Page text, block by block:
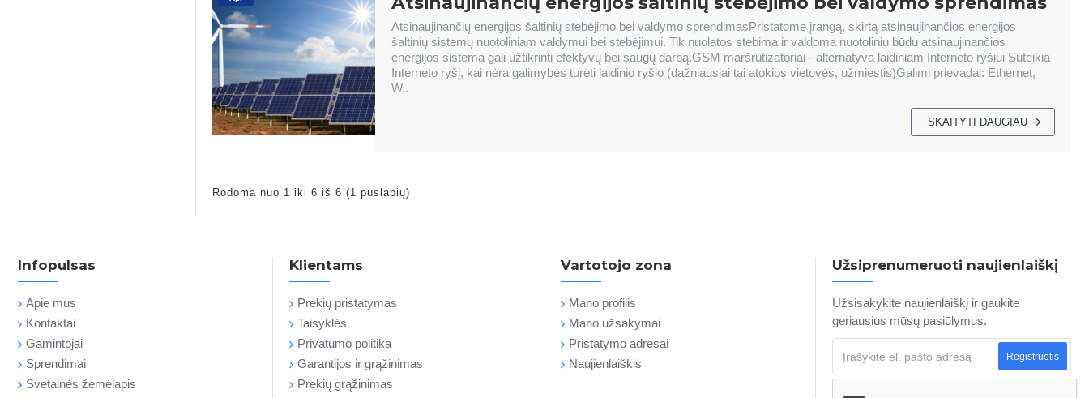
Atsinaujinančių energijos šaltinių stebėjimo bei valdymo sprendimasPristatome įrangą, skirtą atsinaujinančios energijos
šaltinių sistemų nuotoliniam valdymui bei stebėjimui. Tik nuolatos stebima ir valdoma nuotoliniu būdu atsinaujinančios
energijos sistema gali užtikrinti efektyvų bei saugų darbą.GSM maršrutizatoriai - alternatyva laidiniam Interneto ryšiui Suteikia
Interneto ryšį, kai nėra galimybės turėti laidinio ryšio (dažniausiai tai atokios vietovės, užmiestis)Galimi prievadai: Ethernet,
W..
SKAITYTI DAUGIAU
Rodoma nuo 1 iki 6 iš 6 (1 puslapių)
Infopulsas
Apie mus
Kontaktai
Gamintojai
Sprendimai
Svetainės žemėlapis
Klientams
Prekių pristatymas
Taisyklės
Privatumo politika
Garantijos ir grąžinimas
Prekių grąžinimas
Vartotojo zona
Mano profilis
Mano užsakymai
Pristatymo adresai
Naujienlaiškis
Užsiprenumeruoti naujienlaiškį
Užsisakykite naujienlaiškį ir gaukite
geriausius mūsų pasiūlymus.
Registruotis